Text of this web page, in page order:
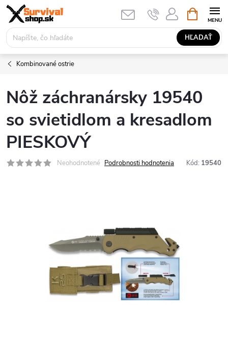
Prejsť
obsah
HĽADAŤ
KOŠÍK
Kombinované ostrie
Nôž záchranársky 19540
so svietidlom a kresadlom
PIESKOVÝ
Neohodnotené Podrobnosti hodnotenia Kód: 19540